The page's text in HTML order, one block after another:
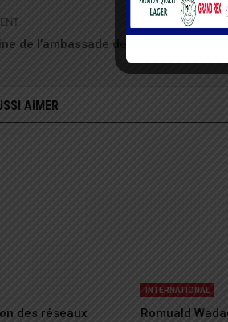
de l’ambassade de Russie à Lomé
AIMER
des réseaux
INTERNATIONAL
Romuald